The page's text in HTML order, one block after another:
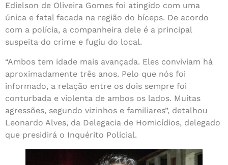
Edielson de Oliveira Gomes foi atingido com uma
única e fatal facada na região do bíceps. De acordo
com a polícia, a companheira dele é a principal
suspeita do crime e fugiu do local.
“Ambos tem idade mais avançada. Eles conviviam há
aproximadamente três anos. Pelo que nós foi
informado, a relação entre os dois sempre foi
conturbada e violenta de ambos os lados. Muitas
agressões, segundo vizinhos e familiares”, detalhou
Leonardo Alves, da Delegacia de Homicídios, delegado
que presidirá o Inquérito Policial.